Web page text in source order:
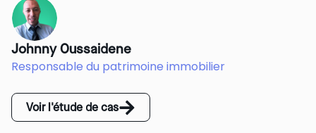
Johnny Oussaidene
Responsable du patrimoine immobilier
Voir l'étude de cas